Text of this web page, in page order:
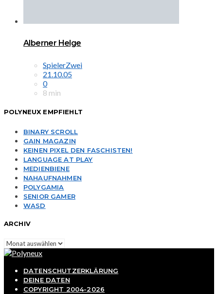
Alberner Helge
SpielerZwei
21.10.05
0
8 min
POLYNEUX EMPFIEHLT
BINARY SCROLL
GAIN MAGAZIN
KEINEN PIXEL DEN FASCHISTEN!
LANGUAGE AT PLAY
MEDIENBIENE
NAHAUFNAHMEN
POLYGAMIA
SENIOR GAMER
WASD
ARCHIV
Archiv
DATENSCHUTZERKLÄRUNG
DEINE DATEN
COPYRIGHT 2004-2026